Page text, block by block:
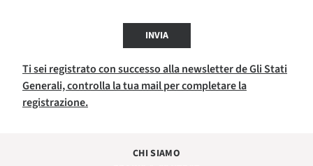
INVIA
Ti sei registrato con successo alla newsletter de Gli Stati
Generali, controlla la tua mail per completare la
registrazione.
CHI SIAMO